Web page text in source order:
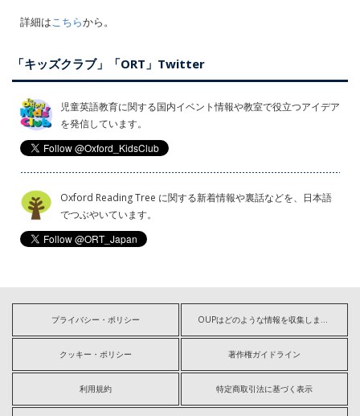
詳細はこちらから。
「キッズクラブ」「ORT」Twitter
児童英語教育に関する国内イベント情報や教室で役立つアイデア
を発信しています。
Oxford Reading Tree に関する新着情報や裏話などを、日本語
でつぶやいています。
プライバシー・ポリシー OUPはどのような情報を収集しますか?
クッキー・ポリシー 著作権ガイドライン
利用規約 特定商取引法に基づく表示